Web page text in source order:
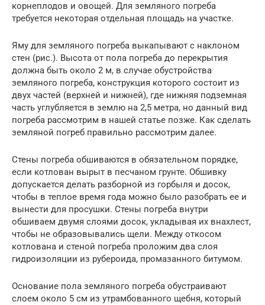
корнеплодов и овощей. Для земляного погреба
требуется некоторая отдельная площадь на участке.
Яму для земляного погреба выкапывают с наклоном
стен (рис.). Высота от пола погреба до перекрытия
должна быть около 2 м, в случае обустройства
земляного погреба, конструкция которого состоит из
двух частей (верхней и нижней), где нижняя подземная
часть углубляется в землю на 2,5 метра, но данный вид
погреба рассмотрим в нашей статье позже. Как сделать
земляной погреб правильно рассмотрим далее.
Стены погреба обшиваются в обязательном порядке,
если котлован вырыт в песчаном грунте. Обшивку
допускается делать разборной из горбыля и досок,
чтобы в теплое время года можно было разобрать ее и
вынести для просушки. Стены погреба внутри
обшиваем двумя слоями досок, укладывая их внахлест,
чтобы не образовывались щели. Между откосом
котлована и стеной погреба проложим два слоя
гидроизоляции из рубероида, промазанного битумом.
Основание пола земляного погреба обустраивают
слоем около 5 см из утрамбованного щебня, который